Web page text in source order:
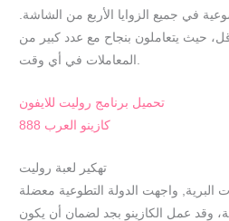
في جميع الزوايا الأربع من الشاشة.
حيث يتعاملون بنجاح مع عدد كبير من
تحميل برنامج روليت للايفون
كازينو العرب 888
تهكير لعبة روليت
البرية, واجهت الدولة التطوعية معضلة
وقد عمل الكازينو بجد لضمان أن يكون